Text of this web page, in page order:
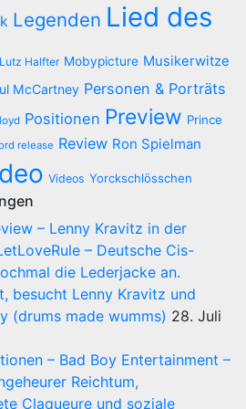
Legenden Lied des
Lutz Halfter Mobypicture Musikerwitze
McCartney Personen & Porträts
Positionen Preview Prince
release Review Ron Spielman
Videos Yorckschlösschen
– Lenny Kravitz in der
– Deutsche Cis-
die Lederjacke an.
besucht Lenny Kravitz und
(drums made wumms) 28. Juli
– Bad Boy Entertainment –
Reichtum,
Claqueure und soziale